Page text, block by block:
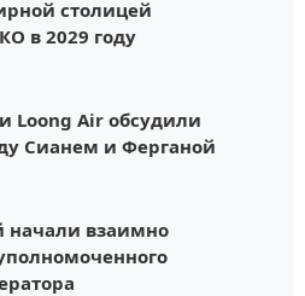
столицей
в 2029 году
Loong Air обсудили
Сианем и Ферганой
начали взаимно